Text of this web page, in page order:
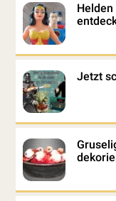
Jetzt